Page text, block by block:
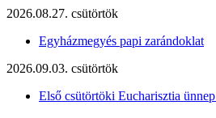
2026.08.27. csütörtök
Egyházmegyés papi zarándoklat
2026.09.03. csütörtök
Első csütörtöki Eucharisztia